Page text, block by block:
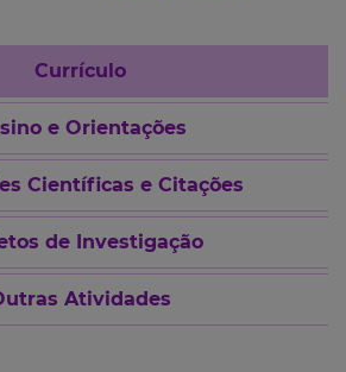
Currículo
e Orientações
Científicas e Citações
de Investigação
Atividades